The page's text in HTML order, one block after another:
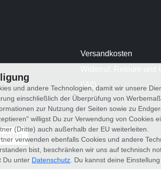
Versandkosten
FAQ
und andere Technologien, damit wir unsere
einschließlich der Überprüfung von
zur Nutzung der Seiten sowie zu
willigst Du zur Verwendung von
(Dritte) auch außerhalb der EU weiterleiten.
verwenden ebenfalls Cookies und andere
bist, beschränken wir uns auf technisch
Du unter Datenschutz . Du kannst deine